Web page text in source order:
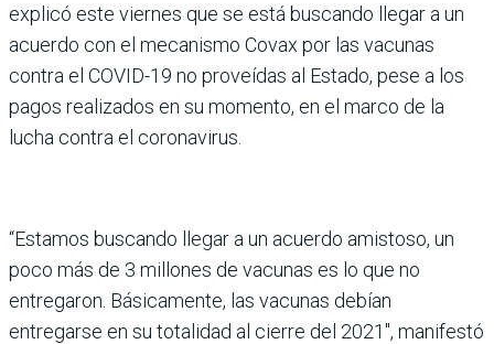
explicó este viernes que se está buscando llegar a un
acuerdo con el mecanismo Covax por las vacunas
contra el COVID-19 no proveídas al Estado, pese a los
pagos realizados en su momento, en el marco de la
lucha contra el coronavirus.
“Estamos buscando llegar a un acuerdo amistoso, un
poco más de 3 millones de vacunas es lo que no
entregaron. Básicamente, las vacunas debían
entregarse en su totalidad al cierre del 2021″, manifestó